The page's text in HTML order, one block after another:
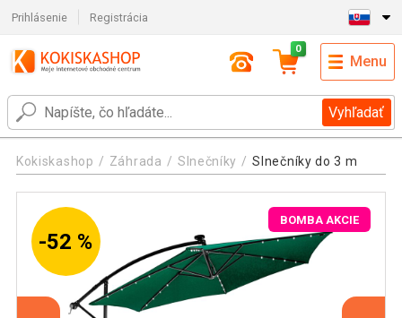
Prihlásenie Registrácia
Vyhľadať
0
Menu
Kokiskashop Záhrada Slnečníky Slnečníky do 3 m
-52 %
BOMBA AKCIE